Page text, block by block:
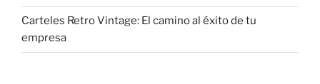
Carteles Retro Vintage: El camino al éxito de tu
empresa